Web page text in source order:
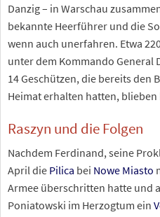
Danzig – in Warschau
bekannte Heerführer und die
wenn auch unerfahren. Etwa
unter dem Kommando General
14 Geschützen, die bereits den
Heimat erhalten hatten, blieben
Raszyn und die Folgen
Nachdem Ferdinand, seine
April die Pilica bei Nowe Miasto
Armee überschritten hatte und
Poniatowski im Herzogtum ein